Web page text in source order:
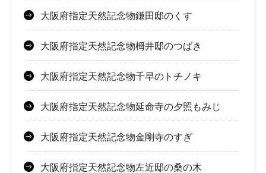
大阪府指定天然記念物鎌田邸のくす
大阪府指定天然記念物栂井邸のつばき
大阪府指定天然記念物千早のトチノキ
大阪府指定天然記念物延命寺の夕照もみじ
大阪府指定天然記念物金剛寺のすぎ
大阪府指定天然記念物左近邸の桑の木